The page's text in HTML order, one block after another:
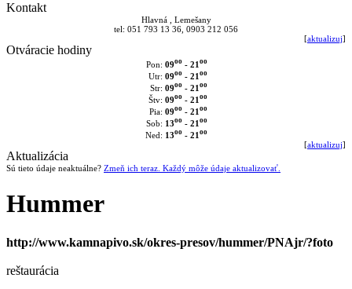
Kontakt
Hlavná , Lemešany
tel: 051 793 13 36, 0903 212 056
[aktualizuj]
Otváracie hodiny
Pon: 09oo- 21 oo
Utr: 09oo- 21 oo
Str: 09oo- 21 oo
Štv: 09oo- 21 oo
Pia: 09oo- 21 oo
Sob: 13oo- 21 oo
Ned: 13oo- 21 oo
[aktualizuj]
Aktualizácia
Sú tieto údaje neaktuálne? Zmeň ich teraz. Každý môže údaje aktualizovať.
Hummer
http://www.kamnapivo.sk/okres-presov/hummer/PNAjr/?foto
reštaurácia